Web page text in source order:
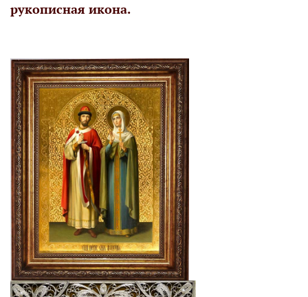
рукописная икона.